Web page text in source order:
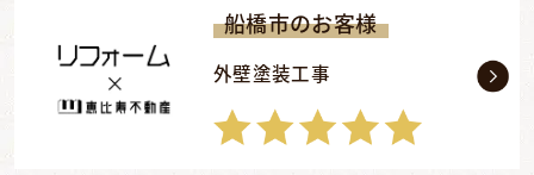
船橋市のお客様
外壁塗装工事